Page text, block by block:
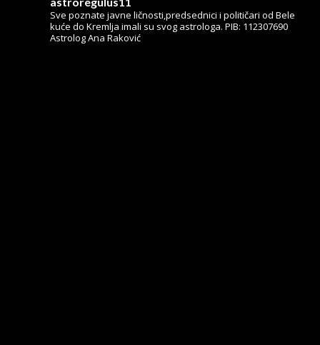
Sve poznate javne ličnosti,predsednici i političari od Bele
kuće do Kremlja imali su svog astrologa. PIB: 112307690
Astrolog Ana Raković